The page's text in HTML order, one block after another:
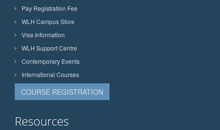
Pay Registration Fee
WLH Campus Store
Visa Information
WLH Support Centre
Contemporary Events
International Courses
COURSE REGISTRATION
Resources